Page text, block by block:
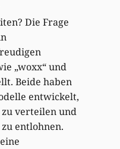
Die Frage
„woxx“ und
Beide haben
entwickelt,
verteilen und
entlohnen.